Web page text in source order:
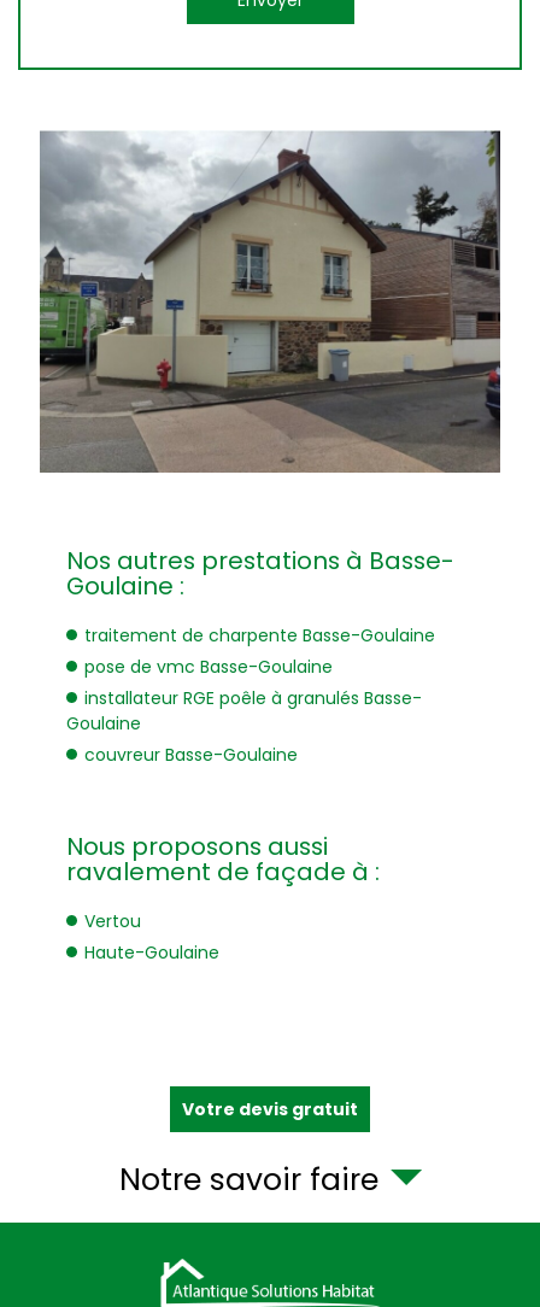
Nos autres prestations à Basse-
Goulaine :
traitement de charpente Basse-Goulaine
pose de vmc Basse-Goulaine
installateur RGE poêle à granulés Basse-
Goulaine
couvreur Basse-Goulaine
Nous proposons aussi
ravalement de façade à :
Vertou
Haute-Goulaine
Votre devis gratuit
Notre savoir faire